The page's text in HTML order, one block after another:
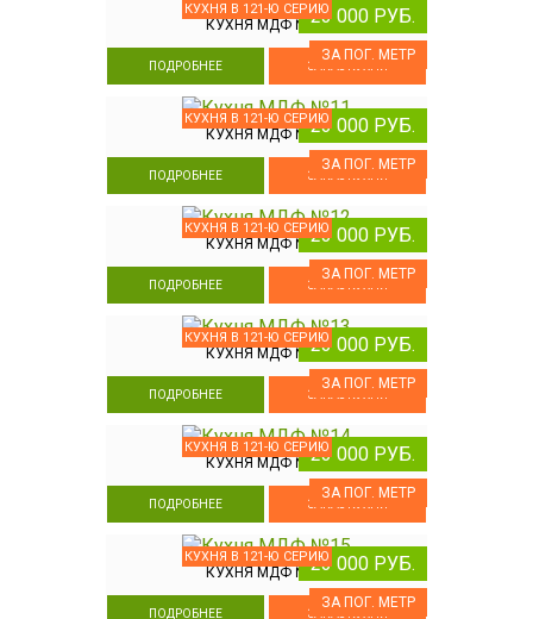
КУХНЯ В 121-Ю СЕРИЮ
КУХНЯ МДФ №1023 000 РУБ.
ЗА ПОГ. МЕТР
ПОДРОБНЕЕ ЗАКАЗ КУХНИ
КУХНЯ В 121-Ю СЕРИЮ
КУХНЯ МДФ №1123 000 РУБ.
ЗА ПОГ. МЕТР
ПОДРОБНЕЕ ЗАКАЗ КУХНИ
КУХНЯ В 121-Ю СЕРИЮ
КУХНЯ МДФ №1223 000 РУБ.
ЗА ПОГ. МЕТР
ПОДРОБНЕЕ ЗАКАЗ КУХНИ
КУХНЯ В 121-Ю СЕРИЮ
КУХНЯ МДФ №1323 000 РУБ.
ЗА ПОГ. МЕТР
ПОДРОБНЕЕ ЗАКАЗ КУХНИ
КУХНЯ В 121-Ю СЕРИЮ
КУХНЯ МДФ №1423 000 РУБ.
ЗА ПОГ. МЕТР
ПОДРОБНЕЕ ЗАКАЗ КУХНИ
КУХНЯ В 121-Ю СЕРИЮ
КУХНЯ МДФ №1523 000 РУБ.
ЗА ПОГ. МЕТР
ПОДРОБНЕЕ ЗАКАЗ КУХНИ